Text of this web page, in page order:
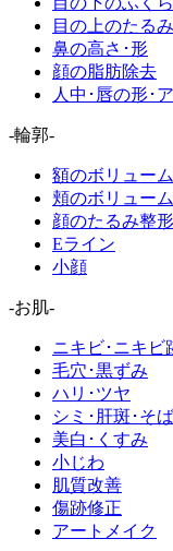
目の上のたるみ
鼻の高さ･形
顔の脂肪除去
人中･唇の形･
-輪郭-
額のボリュー
頬のボリュー
顔のたるみ整
Eライン
小顔
-お肌-
ニキビ･ニキビ
毛穴･黒ずみ
ハリ･ツヤ
シミ･肝斑･そ
美白･くすみ
小じわ
肌質改善
傷跡修正
アートメイク